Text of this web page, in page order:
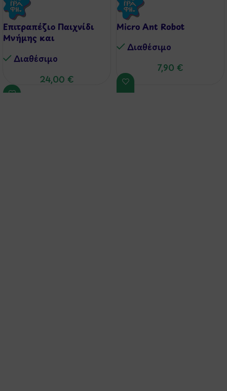
Επιτραπέζιο Παιχνίδι
Μνήμης και
Διαθέσιμo
24,00 €
Micro Ant Robot
Διαθέσιμo
7,90 €